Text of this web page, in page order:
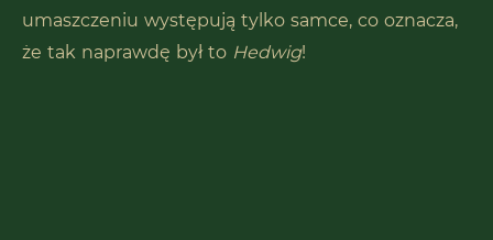
umaszczeniu występują tylko samce, co oznacza,
że tak naprawdę był to Hedwig!